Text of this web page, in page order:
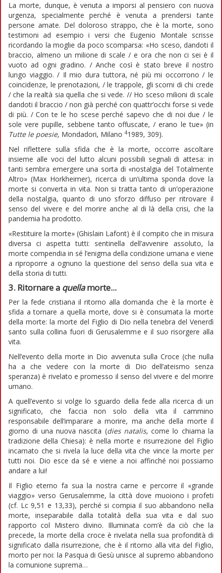
La morte, dunque, è venuta a imporsi al pensiero con nuova
urgenza, specialmente perché è venuta a prendersi tante
persone amate. Del doloroso strappo, che è la morte, sono
testimoni ad esempio i versi che Eugenio Montale scrisse
ricordando la moglie da poco scomparsa: «Ho sceso, dandoti il
braccio, almeno un milione di scale / e ora che non ci sei è il
vuoto ad ogni gradino. / Anche così è stato breve il nostro
lungo viaggio. / Il mio dura tuttora, né più mi occorrono / le
coincidenze, le prenotazioni, / le trappole, gli scorni di chi crede
/ che la realtà sia quella che si vede. // Ho sceso milioni di scale
dandoti il braccio / non già perché con quattr’occhi forse si vede
di più. / Con te le ho scese perché sapevo che di noi due / le
sole vere pupille, sebbene tanto offuscate, / erano le tue» (in
Tutte le poesie, Mondadori, Milano 41989, 309).
Nel riflettere sulla sfida che è la morte, occorre ascoltare
insieme alle voci del lutto alcuni possibili segnali di attesa: in
tanti sembra emergere una sorta di «nostalgia del Totalmente
Altro» (Max Horkheimer), ricerca di un’ultima sponda dove la
morte si converta in vita. Non si tratta tanto di un’operazione
della nostalgia, quanto di uno sforzo diffuso per ritrovare il
senso del vivere e del morire anche al di là della crisi, che la
pandemia ha prodotto.
«Restituire la morte» (Ghislain Lafont) è il compito che in misura
diversa ci aspetta tutti: sentinella dell’avvenire assoluto, la
morte compendia in sé l’enigma della condizione umana e viene
a riproporre a ognuno la questione del senso della sua vita e
della storia di tutti.
3. Ritornare a quellamorte...
Per la fede cristiana il ritorno alla domanda che è la morte è
sfida a tornare a quella morte, dove si è consumata la morte
della morte: la morte del Figlio di Dio nella tenebra del Venerdì
santo sulla collina fuori di Gerusalemme e il suo risorgere alla
vita.
Nell’evento della morte in Dio avvenuta sulla Croce (che nulla
ha a che vedere con la morte di Dio dell’ateismo senza
speranza) è rivelato e promesso il senso del vivere e del morire
umano.
A quell’evento si volge lo sguardo della fede alla ricerca di un
significato, che faccia non solo della vita il cammino
responsabile dell’imparare a morire, ma anche della morte il
giorno di una nuova nascita (dies natalis, come lo chiama la
tradizione della Chiesa): è nella morte e risurrezione del Figlio
incarnato che si rivela la luce della vita che vince la morte per
tutti noi. Dio esce da sé e viene a noi affinché noi possiamo
andare a lui!
Il Figlio eterno fa sua la nostra carne e percorre il «grande
viaggio» verso Gerusalemme, la città dove muoiono i profeti
(cf. Lc 9,51 e 13,33), perché si compia il suo abbandono nella
morte, inseparabile dalla totalità della sua vita e dal suo
rapporto col Mistero divino. Illuminata com’è da ciò che la
precede, la morte della croce è rivelata nella sua profondità di
significato dalla risurrezione, che è il ritorno alla vita del Figlio,
morto per noi: la Pasqua di Gesù unisce al supremo abbandono
la comunione suprema…